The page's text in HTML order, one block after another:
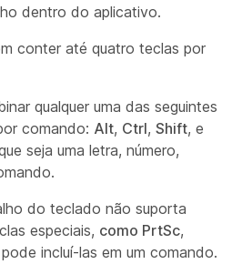
dentro do aplicativo.
conter até quatro teclas por
qualquer uma das seguintes
comando: Alt, Ctrl, Shift, e
seja uma letra, número,
do teclado não suporta
especiais, como PrtSc,
incluí-las em um comando.